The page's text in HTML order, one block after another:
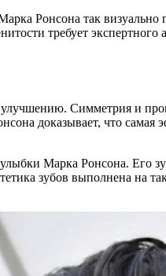
Ронсона так
требует
Симметрия и
доказывает, что самая
Марка Ронсона.
зубов выполнена на